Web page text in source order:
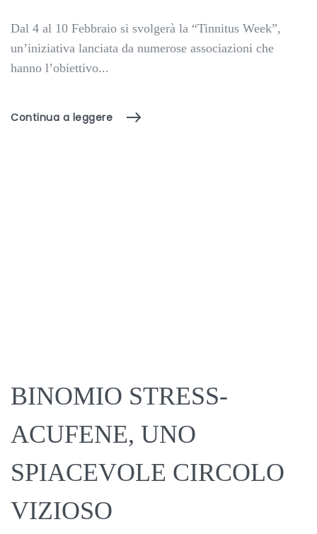
Dal 4 al 10 Febbraio si svolgerà la “Tinnitus Week”,
un’iniziativa lanciata da numerose associazioni che
hanno l’obiettivo...
Continua a leggere
BINOMIO STRESS-
ACUFENE, UNO
SPIACEVOLE CIRCOLO
VIZIOSO